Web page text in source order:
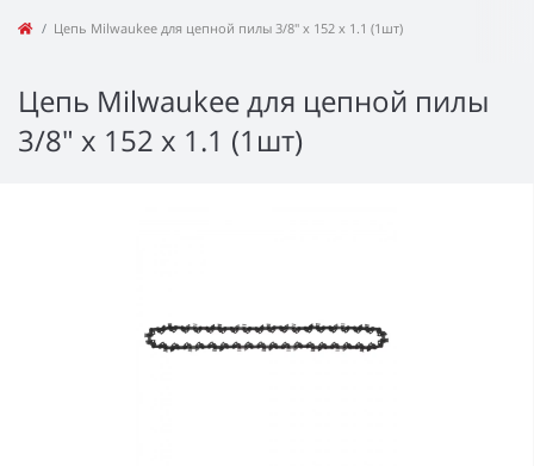
Цепь Milwaukee для цепной пилы 3/8" x 152 x 1.1 (1шт)
Цепь Milwaukee для цепной пилы
3/8" x 152 x 1.1 (1шт)